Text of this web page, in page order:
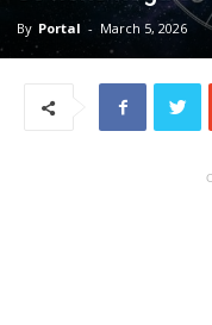
By Portal - March 5, 2026